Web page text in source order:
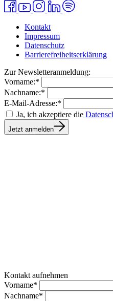
Kontakt
Impressum
Datenschutz
Barrierefreiheitserklärung
Zur Newsletteranmeldung:
Vorname:*
Nachname:*
E-Mail-Adresse:*
Ja, ich akzeptiere die
Jetzt anmelden
Kontakt aufnehmen
Vorname*
Nachname*